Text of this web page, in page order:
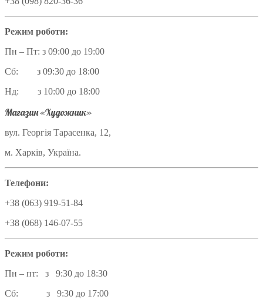
Режим роботи:
Пн – Пт: з 09:00 до 19:00
Сб: з 09:30 до 18:00
Нд: з 10:00 до 18:00
Магазин «Художник»
вул. Георгія Тарасенка, 12,
м. Харків, Україна.
Телефони:
+38 (063) 919-51-84
+38 (068) 146-07-55
Режим роботи:
Пн – пт: з 9:30 до 18:30
Сб: з 9:30 до 17:00